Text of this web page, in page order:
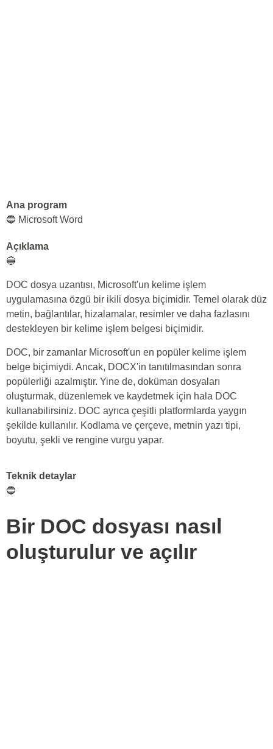
Ana program
🔵 Microsoft Word
Açıklama
🔵
DOC dosya uzantısı, Microsoft'un kelime işlem
uygulamasına özgü bir ikili dosya biçimidir. Temel olarak düz
metin, bağlantılar, hizalamalar, resimler ve daha fazlasını
destekleyen bir kelime işlem belgesi biçimidir.
DOC, bir zamanlar Microsoft'un en popüler kelime işlem
belge biçimiydi. Ancak, DOCX'in tanıtılmasından sonra
popülerliği azalmıştır. Yine de, doküman dosyaları
oluşturmak, düzenlemek ve kaydetmek için hala DOC
kullanabilirsiniz. DOC ayrıca çeşitli platformlarda yaygın
şekilde kullanılır. Kodlama ve çerçeve, metnin yazı tipi,
boyutu, şekli ve rengine vurgu yapar.
Teknik detaylar
🔵
Bir DOC dosyası nasıl
oluşturulur ve açılır